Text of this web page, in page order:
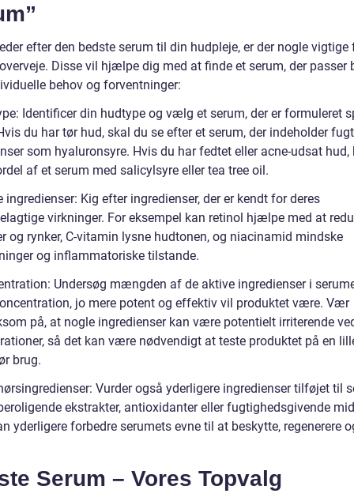
efter den bedste serum til din hudpleje, er der nogle vigtige
Disse vil hjælpe dig med at finde et serum, der passer
behov og forventninger:
Identificer din hudtype og vælg et serum, der er formuleret
du har tør hud, skal du se efter et serum, der indeholder
som hyaluronsyre. Hvis du har fedtet eller acne-udsat hud,
af et serum med salicylsyre eller tea tree oil.
ingredienser: Kig efter ingredienser, der er kendt for deres
virkninger. For eksempel kan retinol hjælpe med at
og rynker, C-vitamin lysne hudtonen, og niacinamid mindske
og inflammatoriske tilstande.
Undersøg mængden af de aktive ingredienser i
jo mere potent og effektiv vil produktet være. Vær
på, at nogle ingredienser kan være potentielt irriterende
så det kan være nødvendigt at teste produktet på en
brug.
Vurder også yderligere ingredienser tilføjet til
ekstrakter, antioxidanter eller fugtighedsgivende
yderligere forbedre serumets evne til at beskytte, regenerere
Serum – Vores Topvalg